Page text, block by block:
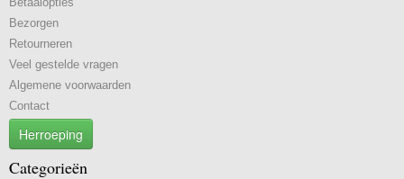
Bezorgen
Retourneren
Veel gestelde vragen
Algemene voorwaarden
Contact
Herroeping
Categorieën